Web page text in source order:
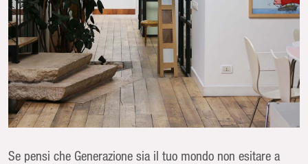
Se pensi che Generazione sia il tuo mondo non esitare a